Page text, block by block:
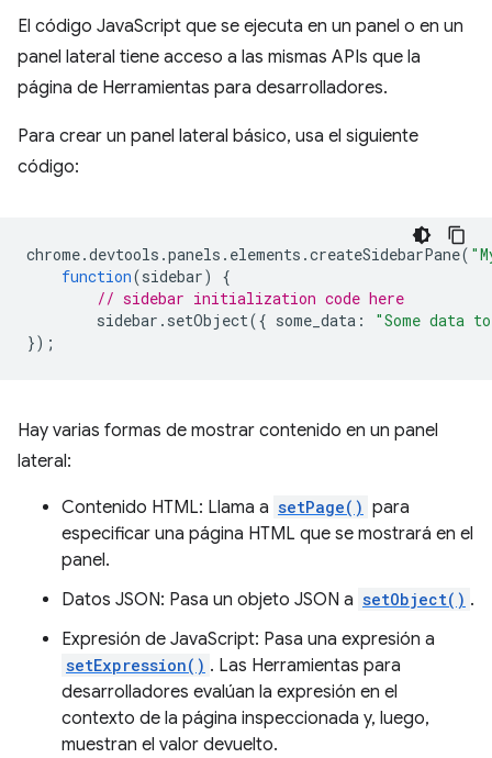
El código JavaScript que se ejecuta en un panel o en un
panel lateral tiene acceso a las mismas APIs que la
página de Herramientas para desarrolladores.
Para crear un panel lateral básico, usa el siguiente
código:
chrome.devtools .panels . elements .createSidebarPane(
function(sidebar)
{
// sidebar initialization code here
sidebar . setObject({ some_data :
"Some data
});
Hay varias formas de mostrar contenido en un panel
lateral:
Contenido HTML: Llama a setPage() para
especificar una página HTML que se mostrará en el
panel.
Datos JSON: Pasa un objeto JSON a setObject() .
Expresión de JavaScript: Pasa una expresión a
setExpression() . Las Herramientas para
desarrolladores evalúan la expresión en el
contexto de la página inspeccionada y, luego,
muestran el valor devuelto.